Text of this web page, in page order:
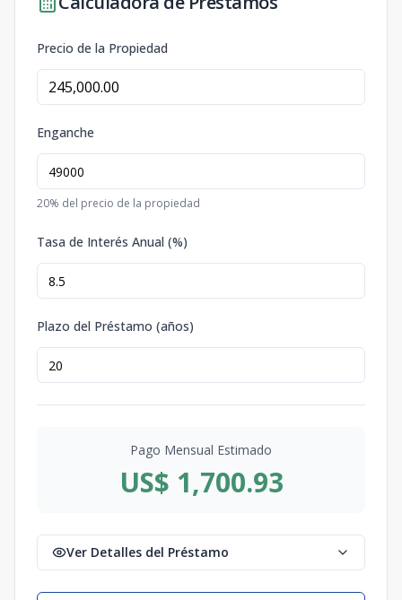
Precio de la Propiedad
Enganche
20% del precio de la propiedad
Tasa de Interés Anual (%)
Plazo del Préstamo (años)
Pago Mensual Estimado
US$ 1,700.93
Ver Detalles del Préstamo